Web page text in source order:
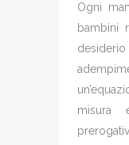
Ogni
bambini
misura